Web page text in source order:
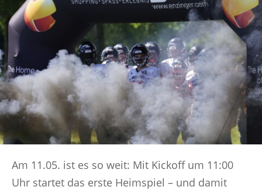
Am 11.05. ist es so weit: Mit Kickoff um 11:00
Uhr startet das erste Heimspiel – und damit